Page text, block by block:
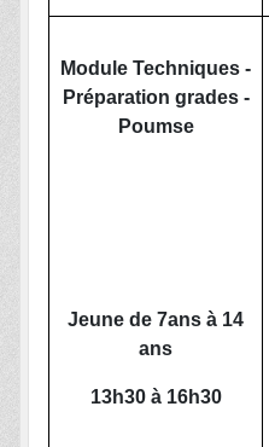
Module Techniques -
Préparation grades -
Poumse
Jeune de 7ans à 14
ans
13h30 à 16h30